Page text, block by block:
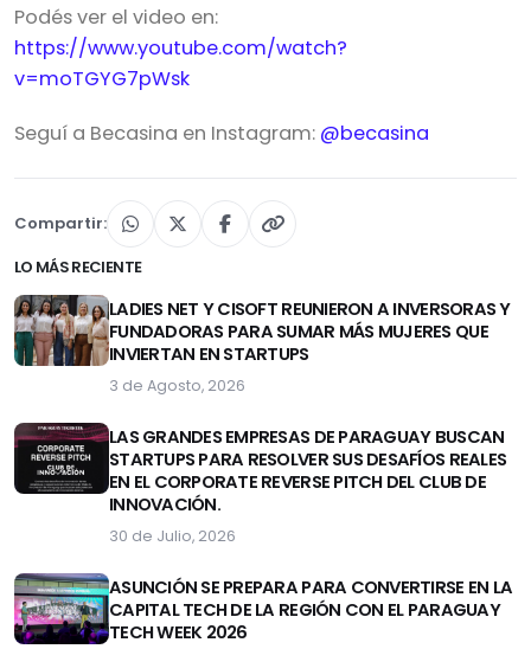
Podés ver el video en:
https://www.youtube.com/watch?
v=moTGYG7pWsk
Seguí a Becasina en Instagram: @becasina
Compartir:
LO MÁS RECIENTE
LADIES NET Y CISOFT REUNIERON A INVERSORAS Y
FUNDADORAS PARA SUMAR MÁS MUJERES QUE
INVIERTAN EN STARTUPS
3 de Agosto, 2026
LAS GRANDES EMPRESAS DE PARAGUAY BUSCAN
STARTUPS PARA RESOLVER SUS DESAFÍOS REALES
EN EL CORPORATE REVERSE PITCH DEL CLUB DE
INNOVACIÓN.
30 de Julio, 2026
ASUNCIÓN SE PREPARA PARA CONVERTIRSE EN LA
CAPITAL TECH DE LA REGIÓN CON EL PARAGUAY
TECH WEEK 2026